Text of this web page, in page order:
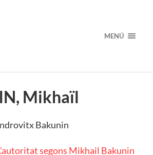
MENÚ
Mikhaïl
Bakunin
segons Mikhail Bakunin